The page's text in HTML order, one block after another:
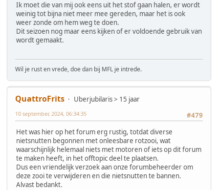
Ik moet die van mij ook eens uit het stof gaan halen, er wordt
weinig tot bijna niet meer mee gereden, maar het is ook
weer zonde om hem weg te doen.
Dit seizoen nog maar eens kijken of er voldoende gebruik van
wordt gemaakt.
Wil je rust en vrede, doe dan bij MFL je intrede.
QuattroFrits
Uberjubilaris > 15 jaar
#479
10 september, 2024, 06:34:35
Het was hier op het forum erg rustig, totdat diverse
nietsnutten begonnen met onleesbare rotzooi, wat
waarschijnlijk helemaal niets met motoren of iets op dit forum
te maken heeft, in het offtopic deel te plaatsen.
Dus een vriendelijk verzoek aan onze forumbeheerder om
deze zooi te verwijderen en die nietsnutten te bannen.
Alvast bedankt.